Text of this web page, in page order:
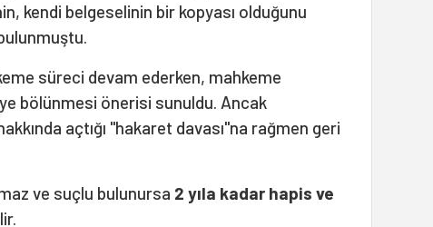
kendi belgeselinin bir kopyası olduğunu
süreci devam ederken, mahkeme
bölünmesi önerisi sunuldu. Ancak
açtığı "hakaret davası"na rağmen geri
ve suçlu bulunursa 2 yıla kadar hapis ve